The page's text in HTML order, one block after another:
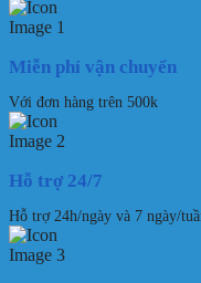
Miễn phí vận chuyển
Với đơn hàng trên 500k
Hỗ trợ 24/7
Hỗ trợ 24h/ngày và 7 ngày/